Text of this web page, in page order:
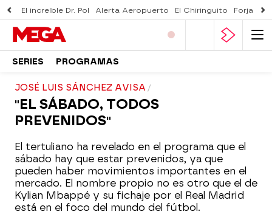
El increíble Dr. Pol Alerta Aeropuerto El Chiringuito Forjado
SERIES PROGRAMAS
JOSÉ LUIS SÁNCHEZ AVISA
"EL SÁBADO, TODOS
PREVENIDOS"
El tertuliano ha revelado en el programa que el
sábado hay que estar prevenidos, ya que
pueden haber movimientos importantes en el
mercado. El nombre propio no es otro que el de
Kylian Mbappé y su fichaje por el Real Madrid
está en el foco del mundo del fútbol.